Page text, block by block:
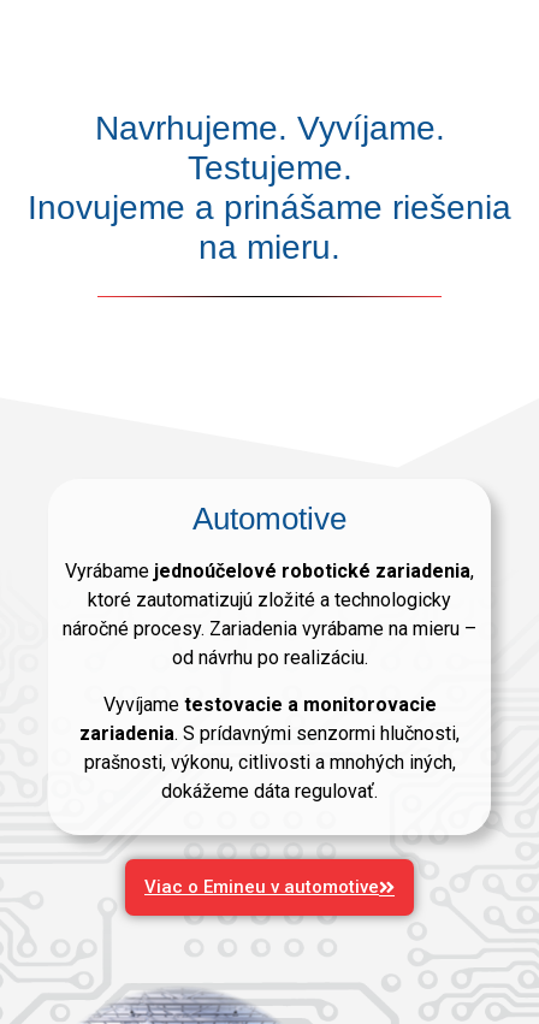
Navrhujeme. Vyvíjame.
Testujeme.
Inovujeme a prinášame riešenia
na mieru.
Automotive
Vyrábame jednoúčelové robotické zariadenia,
ktoré zautomatizujú zložité a technologicky
náročné procesy. Zariadenia vyrábame na mieru –
od návrhu po realizáciu.
Vyvíjame testovacie a monitorovacie
zariadenia. S prídavnými senzormi hlučnosti,
prašnosti, výkonu, citlivosti a mnohých iných,
dokážeme dáta regulovať.
Viac o Emineu v automotive